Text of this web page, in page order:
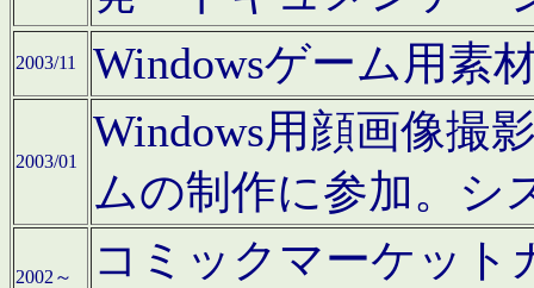
2003/11 Windowsゲーム用素
2003/01
Windows用顔画像撮
ムの制作に参加。シ
2002～
コミックマーケット